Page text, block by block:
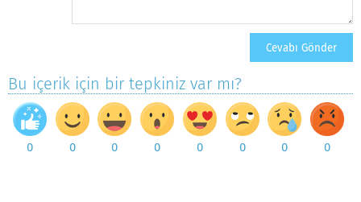
Bu içerik için bir tepkiniz var mı?
0 0 0 0 0 0 0 0